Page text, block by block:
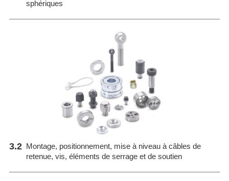
sphériques
3.2 Montage, positionnement, mise à niveau à câbles de
retenue, vis, éléments de serrage et de soutien